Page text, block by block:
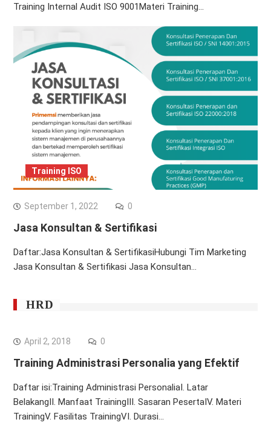
Training Internal Audit ISO 9001Materi Training…
Training ISO
September 1, 2022 0
Jasa Konsultan & Sertifikasi
Daftar:Jasa Konsultan & SertifikasiHubungi Tim Marketing
Jasa Konsultan & Sertifikasi Jasa Konsultan…
HRD
April 2, 2018 0
Training Administrasi Personalia yang Efektif
Daftar isi:Training Administrasi PersonaliaI. Latar
BelakangII. Manfaat TrainingIII. Sasaran PesertaIV. Materi
TrainingV. Fasilitas TrainingVI. Durasi…